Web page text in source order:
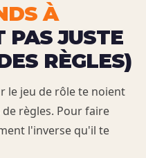
À
PAS JUSTE
RÈGLES)
le jeu de rôle te noient
règles. Pour faire
l'inverse qu'il te